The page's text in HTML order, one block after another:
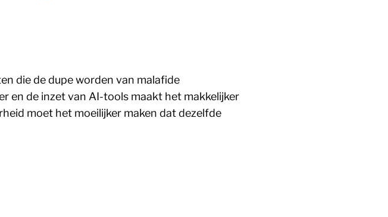
die de dupe worden van malafide
en de inzet van AI-tools maakt het makkelijker
moet het moeilijker maken dat dezelfde